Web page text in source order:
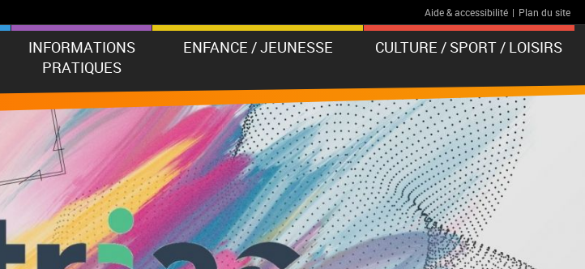
Aide & accessibilité | Plan du site
INFORMATIONS
PRATIQUES
ENFANCE / JEUNESSE CULTURE / SPORT / LOISIRS